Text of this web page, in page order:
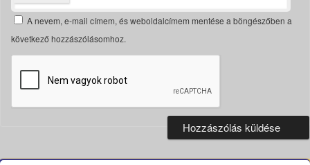
A nevem, e-mail címem, és weboldalcímem mentése a böngészőben a
következő hozzászólásomhoz.